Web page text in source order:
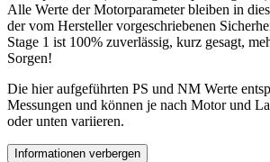
Alle Werte der Motorparameter bleiben in
der vom Hersteller vorgeschriebenen
Stage 1 ist 100% zuverlässig, kurz gesagt,
Sorgen!
Die hier aufgeführten PS und NM Werte
Messungen und können je nach Motor und
oder unten variieren.
Informationen verbergen